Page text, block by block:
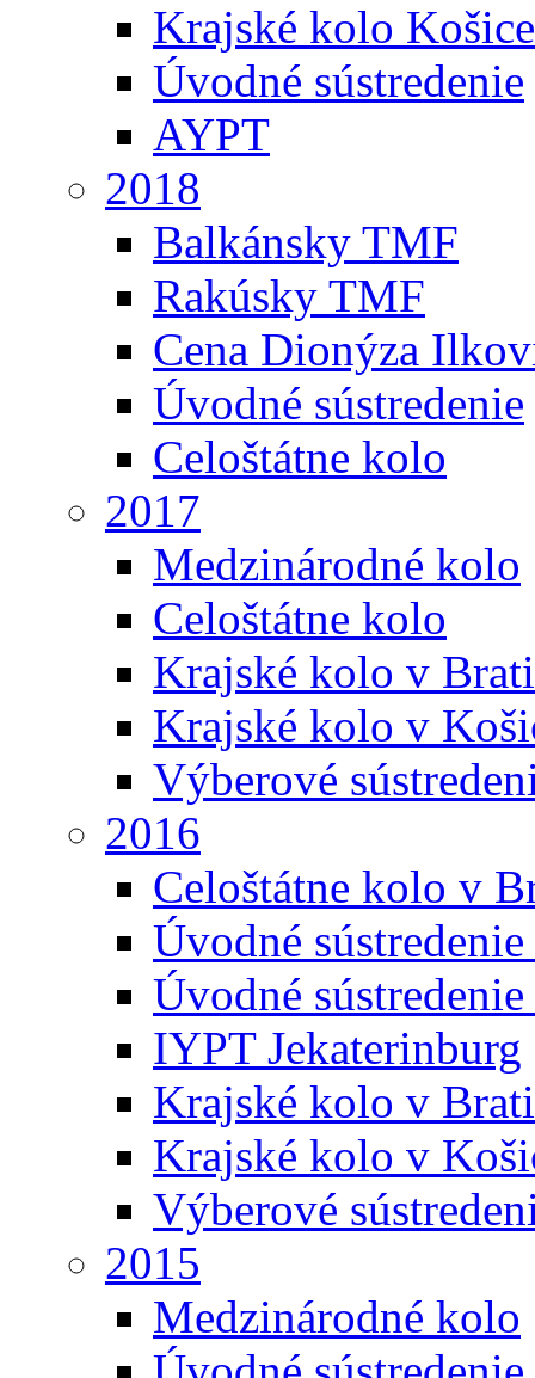
Krajské kolo Košice
Úvodné sústredenie
AYPT
2018
Balkánsky TMF
Rakúsky TMF
Cena Dionýza
Úvodné sústredenie
Celoštátne kolo
2017
Medzinárodné kolo
Celoštátne kolo
Krajské kolo v
Krajské kolo v
Výberové
2016
Celoštátne kolo v
Úvodné
Úvodné
IYPT Jekaterinburg
Krajské kolo v
Krajské kolo v
Výberové
2015
Medzinárodné kolo